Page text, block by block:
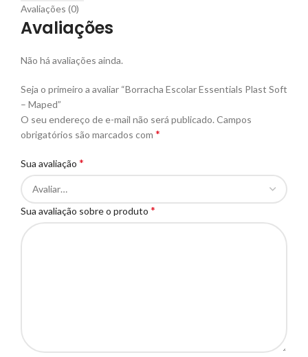
Avaliações (0)
Avaliações
Não há avaliações ainda.
Seja o primeiro a avaliar “Borracha Escolar Essentials Plast Soft
– Maped”
O seu endereço de e-mail não será publicado.Campos
obrigatórios são marcados com *
Sua avaliação *
Sua avaliação sobre o produto *